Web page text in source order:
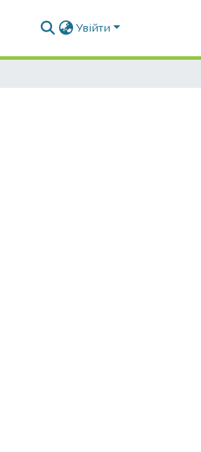
Увійти